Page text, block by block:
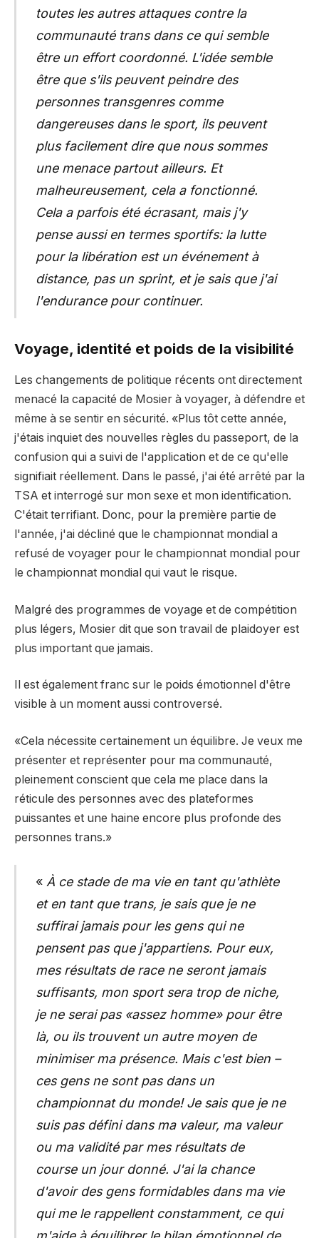
toutes les autres attaques contre la
communauté trans dans ce qui semble
être un effort coordonné. L'idée semble
être que s'ils peuvent peindre des
personnes transgenres comme
dangereuses dans le sport, ils peuvent
plus facilement dire que nous sommes
une menace partout ailleurs. Et
malheureusement, cela a fonctionné.
Cela a parfois été écrasant, mais j'y
pense aussi en termes sportifs: la lutte
pour la libération est un événement à
distance, pas un sprint, et je sais que j'ai
l'endurance pour continuer.
Voyage, identité et poids de la visibilité
Les changements de politique récents ont directement
menacé la capacité de Mosier à voyager, à défendre et
même à se sentir en sécurité. «Plus tôt cette année,
j'étais inquiet des nouvelles règles du passeport, de la
confusion qui a suivi de l'application et de ce qu'elle
signifiait réellement. Dans le passé, j'ai été arrêté par la
TSA et interrogé sur mon sexe et mon identification.
C'était terrifiant. Donc, pour la première partie de
l'année, j'ai décliné que le championnat mondial a
refusé de voyager pour le championnat mondial pour
le championnat mondial qui vaut le risque.
Malgré des programmes de voyage et de compétition
plus légers, Mosier dit que son travail de plaidoyer est
plus important que jamais.
Il est également franc sur le poids émotionnel d'être
visible à un moment aussi controversé.
«Cela nécessite certainement un équilibre. Je veux me
présenter et représenter pour ma communauté,
pleinement conscient que cela me place dans la
réticule des personnes avec des plateformes
puissantes et une haine encore plus profonde des
personnes trans.»
« À ce stade de ma vie en tant qu'athlète
et en tant que trans, je sais que je ne
suffirai jamais pour les gens qui ne
pensent pas que j'appartiens. Pour eux,
mes résultats de race ne seront jamais
suffisants, mon sport sera trop de niche,
je ne serai pas «assez homme» pour être
là, ou ils trouvent un autre moyen de
minimiser ma présence. Mais c'est bien –
ces gens ne sont pas dans un
championnat du monde! Je sais que je ne
suis pas défini dans ma valeur, ma valeur
ou ma validité par mes résultats de
course un jour donné. J'ai la chance
d'avoir des gens formidables dans ma vie
qui me le rappellent constamment, ce qui